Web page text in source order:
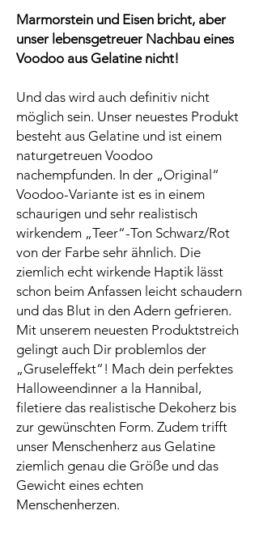
Marmorstein und Eisen bricht, aber
unser lebensgetreuer Nachbau eines
Voodoo aus Gelatine nicht!
Und das wird auch definitiv nicht
möglich sein. Unser neuestes Produkt
besteht aus Gelatine und ist einem
naturgetreuen Voodoo
nachempfunden. In der „Original“
Voodoo-Variante ist es in einem
schaurigen und sehr realistisch
wirkendem „Teer“-Ton Schwarz/Rot
von der Farbe sehr ähnlich. Die
ziemlich echt wirkende Haptik lässt
schon beim Anfassen leicht schaudern
und das Blut in den Adern gefrieren.
Mit unserem neuesten Produktstreich
gelingt auch Dir problemlos der
„Gruseleffekt“! Mach dein perfektes
Halloweendinner a la Hannibal,
filetiere das realistische Dekoherz bis
zur gewünschten Form. Zudem trifft
unser Menschenherz aus Gelatine
ziemlich genau die Größe und das
Gewicht eines echten
Menschenherzen.